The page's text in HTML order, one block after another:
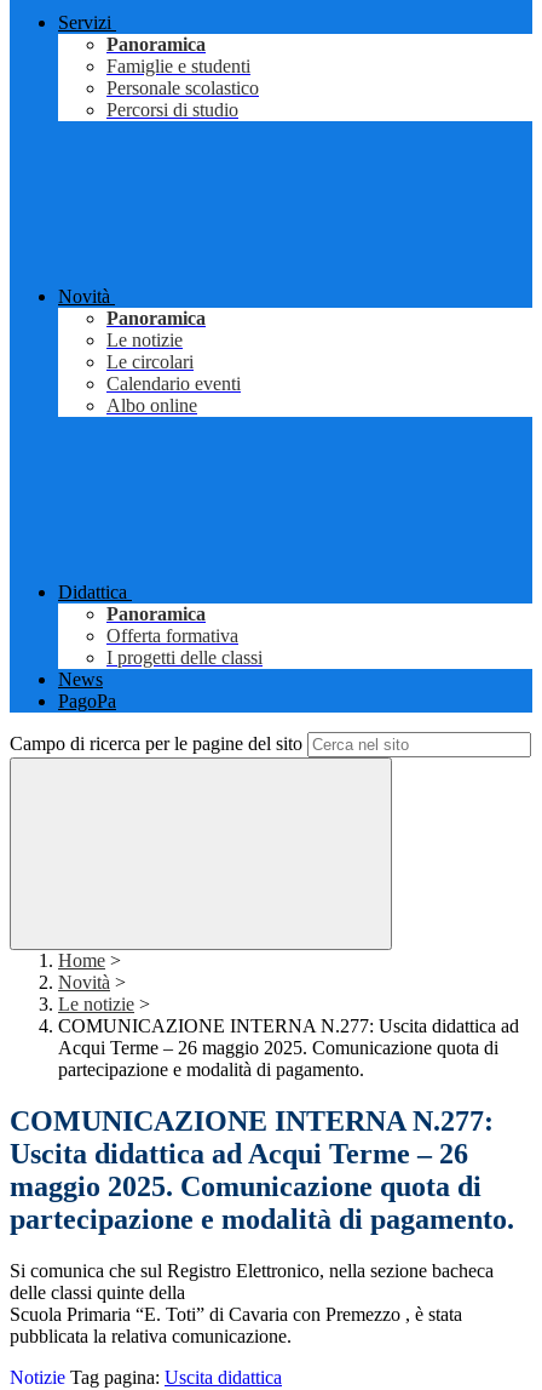
Servizi
Panoramica
Famiglie e studenti
Personale scolastico
Percorsi di studio
Novità
Panoramica
Le notizie
Le circolari
Calendario eventi
Albo online
Didattica
Panoramica
Offerta formativa
I progetti delle classi
News
PagoPa
Campo di ricerca per le pagine del sito
Home >
Novità >
Le notizie >
COMUNICAZIONE INTERNA N.277: Uscita didattica ad
Acqui Terme – 26 maggio 2025. Comunicazione quota di
partecipazione e modalità di pagamento.
COMUNICAZIONE INTERNA N.277:
Uscita didattica ad Acqui Terme – 26
maggio 2025. Comunicazione quota di
partecipazione e modalità di pagamento.
Si comunica che sul Registro Elettronico, nella sezione bacheca
delle classi quinte della
Scuola Primaria “E. Toti” di Cavaria con Premezzo , è stata
pubblicata la relativa comunicazione.
Notizie Tag pagina: Uscita didattica